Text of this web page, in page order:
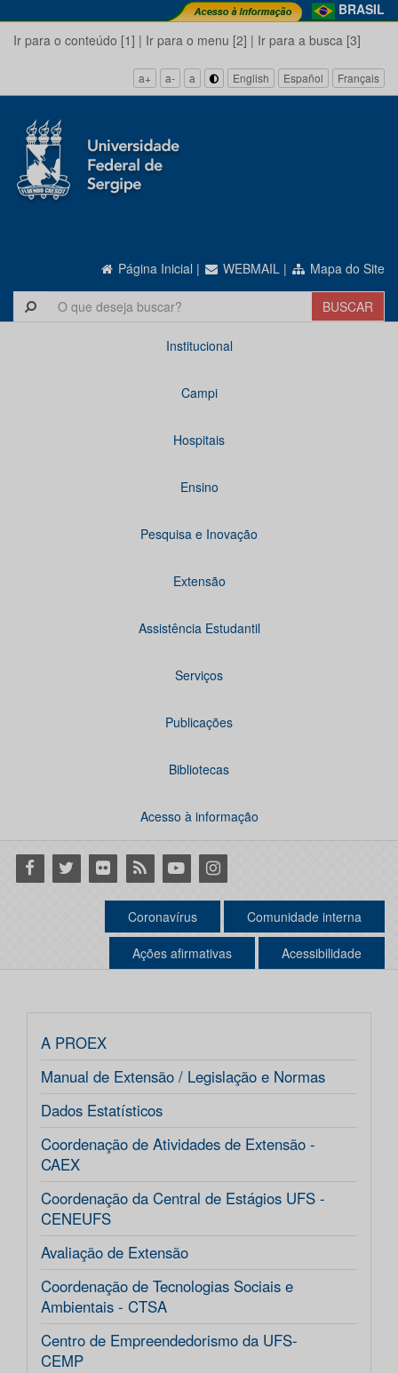
BRASIL
Ir para o conteúdo [1] | Ir para o menu [2] | Ir para a busca [3]
a+ a- a English Español Français
Página Inicial | WEBMAIL | Mapa do Site
Institucional
Campi
Hospitais
Ensino
Pesquisa e Inovação
Extensão
Assistência Estudantil
Serviços
Publicações
Bibliotecas
Acesso à informação
Facebook
Twitter Flickr RSS YoutubeInstagram
Coronavírus Comunidade interna
Ações afirmativas Acessibilidade
A PROEX
Manual de Extensão / Legislação e Normas
Dados Estatísticos
Coordenação de Atividades de Extensão -
CAEX
Coordenação da Central de Estágios UFS -
CENEUFS
Avaliação de Extensão
Coordenação de Tecnologias Sociais e
Ambientais - CTSA
Centro de Empreendedorismo da UFS-
CEMP